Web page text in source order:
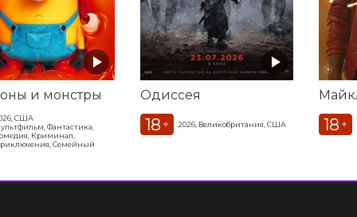
и монстры
США
Фантастика,
Криминал,
Семейный
Одиссея
18 + 2026, Великобритания, США 18 +